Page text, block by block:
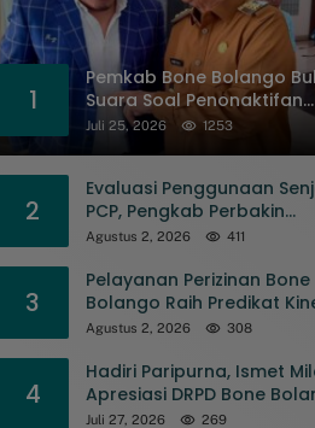
1
Pemkab Bone Bolango
Suara Soal Penonaktifan
Kades Toto Utara
Juli 25, 2026 1253
2
Evaluasi Penggunaan
PCP, Pengkab Perbakin
Gorontalo Gelar Rapat
Agustus 2, 2026 411
3
Pelayanan Perizinan Bone
Bolango Raih Predikat
Sangat Baik Tingkat
Agustus 2, 2026 308
4
Hadiri Paripurna, Ismet
Apresiasi DRPD Bone
Juli 27, 2026 269